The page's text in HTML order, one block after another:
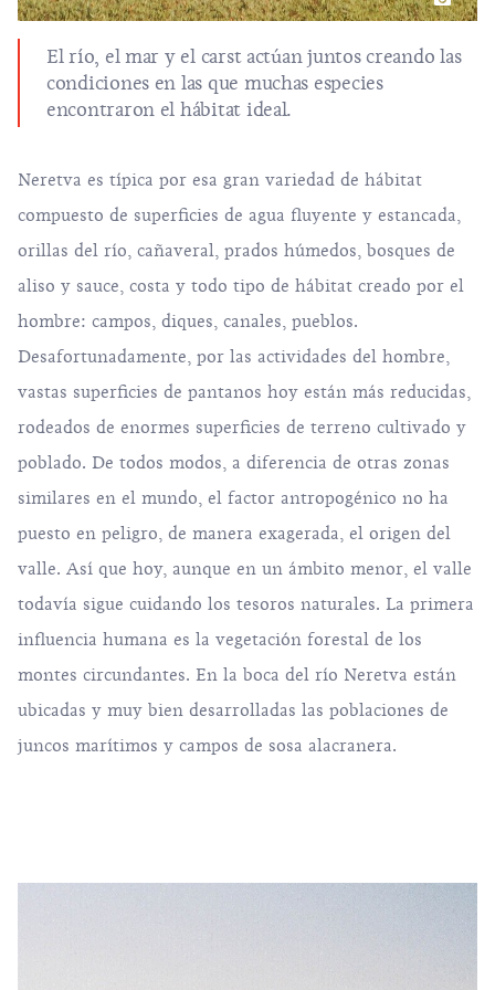
El río, el mar y el carst actúan juntos creando las
condiciones en las que muchas especies
encontraron el hábitat ideal.
Neretva es típica por esa gran variedad de hábitat
compuesto de superficies de agua fluyente y estancada,
orillas del río, cañaveral, prados húmedos, bosques de
aliso y sauce, costa y todo tipo de hábitat creado por el
hombre: campos, diques, canales, pueblos.
Desafortunadamente, por las actividades del hombre,
vastas superficies de pantanos hoy están más reducidas,
rodeados de enormes superficies de terreno cultivado y
poblado. De todos modos, a diferencia de otras zonas
similares en el mundo, el factor antropogénico no ha
puesto en peligro, de manera exagerada, el origen del
valle. Así que hoy, aunque en un ámbito menor, el valle
todavía sigue cuidando los tesoros naturales. La primera
influencia humana es la vegetación forestal de los
montes circundantes. En la boca del río Neretva están
ubicadas y muy bien desarrolladas las poblaciones de
juncos marítimos y campos de sosa alacranera.